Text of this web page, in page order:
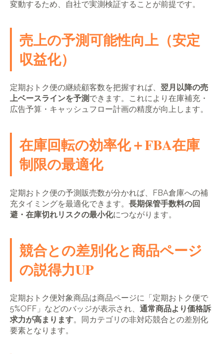
変動するため、自社で実測検証することが前提です。
売上の予測可能性向上（安定
収益化）
定期おトク便の継続顧客数を把握すれば、 翌月以降の売
上ベースラインを予測 できます。これにより在庫補充・
広告予算・キャッシュフロー計画の精度が向上します。
在庫回転の効率化＋FBA在庫
制限の最適化
定期おトク便の予測販売数が分かれば、FBA倉庫への補
充タイミングを最適化できます。 長期保管手数料の回
避・在庫切れリスクの最小化につながります。
競合との差別化と商品ページ
の説得力UP
定期おトク便対象商品は商品ページに「定期おトク便で
5%OFF」などのバッジが表示され、 通常商品より価格訴
求力が高まります。同カテゴリの非対応競合との差別化
要素となります。